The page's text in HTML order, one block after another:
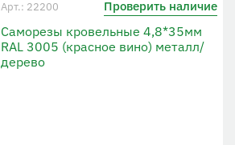
Арт.: 22200 Проверить наличие
Саморезы кровельные 4,8*35мм
RAL 3005 (красное вино) металл/
дерево